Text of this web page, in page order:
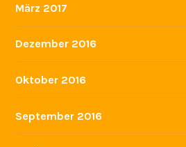
März 2017
Dezember 2016
Oktober 2016
September 2016